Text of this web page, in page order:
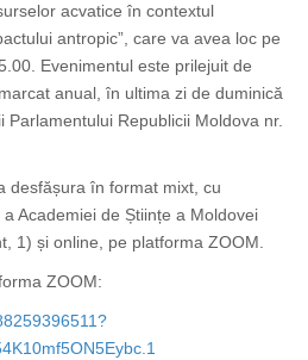
acvatice în contextul
antropic”, care va avea loc pe
Evenimentul este prilejuit de
anual, în ultima zi de duminică
Republicii Moldova nr.
desfășura în format mixt, cu
Academiei de Științe a Moldovei
1) și online, pe platforma ZOOM.
ZOOM: